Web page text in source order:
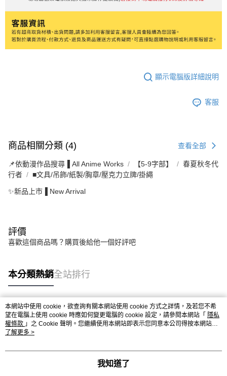
顯示電腦版詳細說明
客服
商品相關分類 (4) 查看全部
📌依動漫作品搜尋▐ All Anime Works 【5-9字部】
春夏秋冬代
行者
■文具/吊飾/紙製/胸章/壓克力立牌/掛繩
✨新品上市▐ New Arrival
評價
喜歡這個商品嗎？購買後給他一個好評吧
本分類熱銷全站排行
熱門標籤
本網站中使用 cookie，欲查詢有關本網站使用 cookie 方式之詳情，及若您不希
望在電腦上使用 cookie 時應如何變更電腦的 cookie 設定，請參閱本網站「 隱私
權條款 」之 Cookie 聲明。您繼續使用本網站即表示您同意本公司得按本網站使
用條款之 Cookie 聲明使用 cookie。
了解更多 >
我知道了